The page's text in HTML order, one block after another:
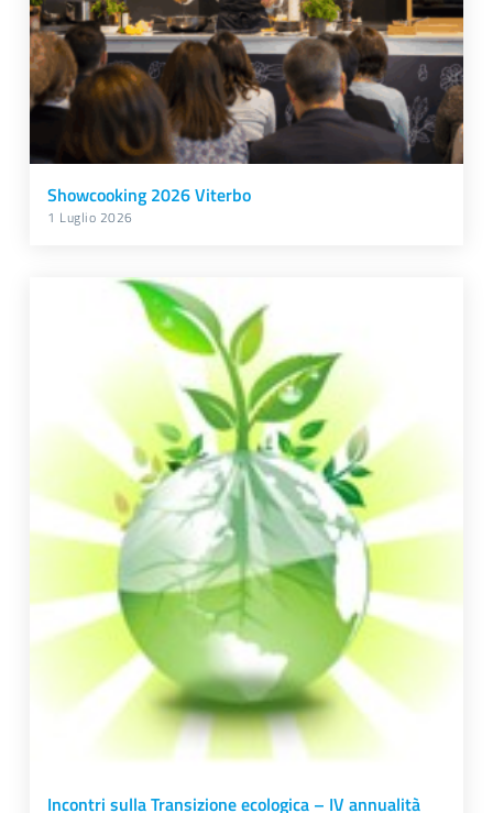
Showcooking 2026 Viterbo
1 Luglio 2026
Incontri sulla Transizione ecologica – IV annualità